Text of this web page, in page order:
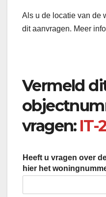
Als u de locatie van de
dit aanvragen. Meer
Vermeld
vragen: IT-
Heeft u vragen over
hier het